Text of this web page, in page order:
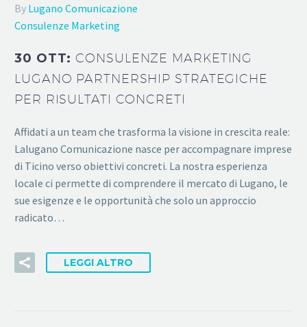
By Lugano Comunicazione
Consulenze Marketing
30 OTT:CONSULENZE MARKETING
LUGANO PARTNERSHIP STRATEGICHE
PER RISULTATI CONCRETI
Affidati a un team che trasforma la visione in crescita reale:
Lalugano Comunicazione nasce per accompagnare imprese
di Ticino verso obiettivi concreti. La nostra esperienza
locale ci permette di comprendere il mercato di Lugano, le
sue esigenze e le opportunità che solo un approccio
radicato…
LEGGI ALTRO